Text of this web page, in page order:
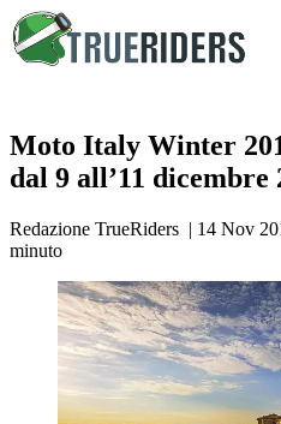
Moto Italy Winter
dal 9 all’11 dicembre
Redazione TrueRiders | 14 Nov
minuto